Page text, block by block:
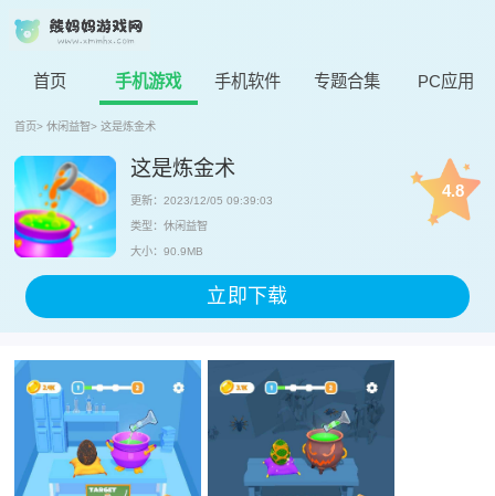
首页 手机游戏 手机软件 专题合集 PC应用
首页> 休闲益智> 这是炼金术
这是炼金术
更新：2023/12/05 09:39:03
类型：休闲益智
大小：90.9MB
4.8
立即下载